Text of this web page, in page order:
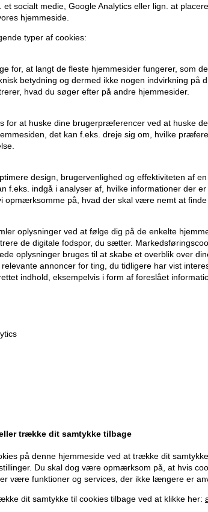
socialt medie, Google Analytics eller lign. at
hjemmeside.
typer af cookies:
for, at langt de fleste hjemmesider fungerer, som
betydning og dermed ikke nogen indvirkning på
hvad du søger efter på andre hjemmesider.
for at huske dine brugerpræferencer ved at huske
det kan f.eks. dreje sig om, hvilke
design, brugervenlighed og effektiviteten af en
f.eks. indgå i analyser af, hvilke informationer der
opmærksomme på, hvad der skal være nemt at finde
oplysninger ved at følge dig på de enkelte
de digitale fodspor, du sætter.
oplysninger bruges til at skabe et overblik over
annoncer for ting, du tidligere har vist
indhold, eksempelvis i form af foreslået
trække dit samtykke tilbage
på denne hjemmeside ved at trække dit
Du skal dog være opmærksom på, at hvis
være funktioner og services, der ikke længere er
dit samtykke til cookies tilbage ved at klikke her:
uden at tynge. Indeholder også
Størrelse: 200ml
mm
- du kan altid afmelde det igen.
Vi